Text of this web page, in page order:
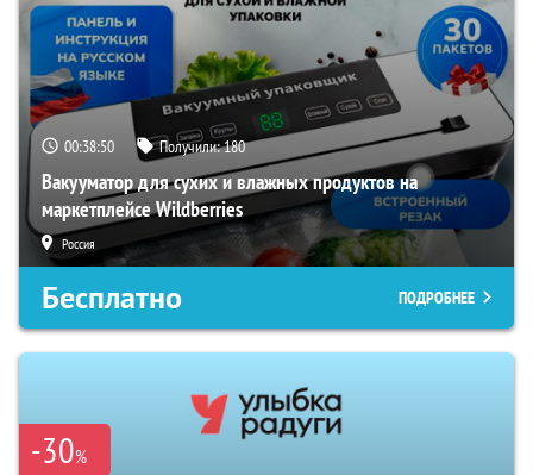
00:38:49 Получили:180
Вакууматор для сухих и влажных продуктов на
маркетплейсе Wildberries
Россия
Бесплатно ПОДРОБНЕЕ
-30%